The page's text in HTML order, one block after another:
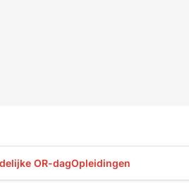
OR-dagOpleidingen